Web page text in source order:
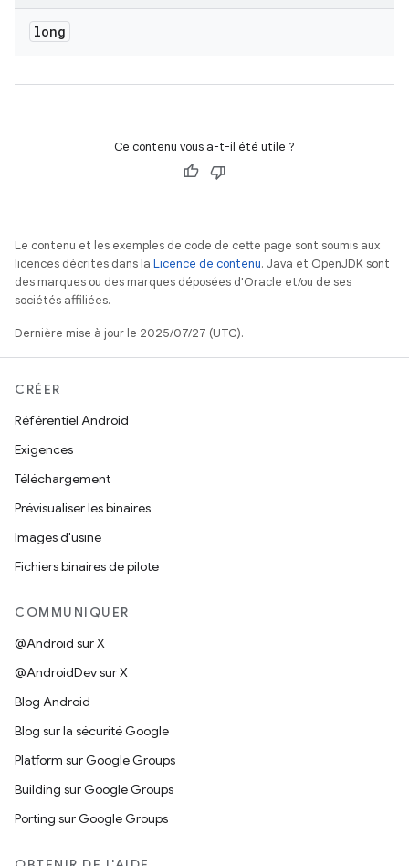
long
Ce contenu vous a-t-il été utile ?
Le contenu et les exemples de code de cette page sont soumis aux
licences décrites dans la Licence de contenu. Java et OpenJDK sont
des marques ou des marques déposées d'Oracle et/ou de ses
sociétés affiliées.
Dernière mise à jour le 2025/07/27 (UTC).
CRÉER
Référentiel Android
Exigences
Téléchargement
Prévisualiser les binaires
Images d'usine
Fichiers binaires de pilote
COMMUNIQUER
@Android sur X
@AndroidDev sur X
Blog Android
Blog sur la sécurité Google
Platform sur Google Groups
Building sur Google Groups
Porting sur Google Groups